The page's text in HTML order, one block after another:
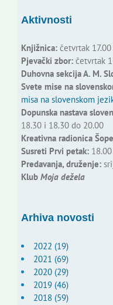
Aktivnosti
Knjižnica:četvrtak 17.00
Pjevački zbor:četvrtak
Duhovna sekcija A. M.
Svete mise na
misa na slovenskom
Dopunska nastava
18.30 i 18.30 do 20.00
Kreativna radionica
Susreti Prvi petak:18.00
Predavanja, druženje:
Klub Moja dežela
Arhiva novosti
2022 (19)
2021 (69)
2020 (29)
2019 (46)
2018 (59)